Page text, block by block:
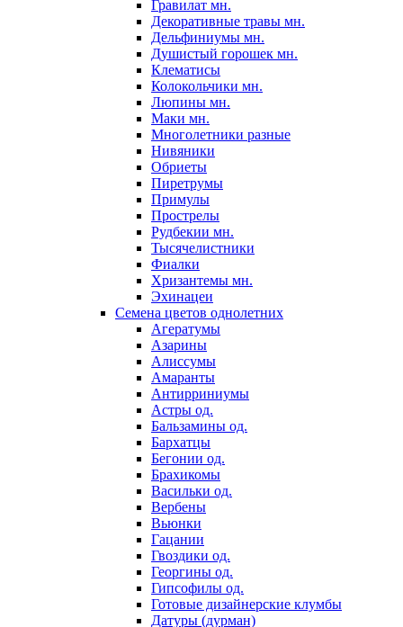
Гравилат мн.
Декоративные травы мн.
Дельфиниумы мн.
Душистый горошек мн.
Клематисы
Колокольчики мн.
Люпины мн.
Маки мн.
Многолетники разные
Нивяники
Обриеты
Пиретрумы
Примулы
Прострелы
Рудбекии мн.
Тысячелистники
Фиалки
Хризантемы мн.
Эхинацеи
Семена цветов однолетних
Агератумы
Азарины
Алиссумы
Амаранты
Антирриниумы
Астры од.
Бальзамины од.
Бархатцы
Бегонии од.
Брахикомы
Васильки од.
Вербены
Вьюнки
Гацании
Гвоздики од.
Георгины од.
Гипсофилы од.
Готовые дизайнерские клумбы
Датуры (дурман)